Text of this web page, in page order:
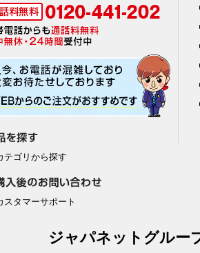
テゴリから探す
スタマーサポート
ジャパネットグルー